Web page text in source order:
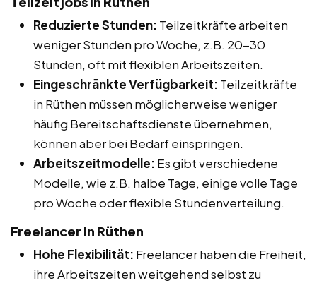
Reduzierte Stunden: Teilzeitkräfte arbeiten
weniger Stunden pro Woche, z.B. 20-30
Stunden, oft mit flexiblen Arbeitszeiten.
Eingeschränkte Verfügbarkeit: Teilzeitkräfte
in Rüthen müssen möglicherweise weniger
häufig Bereitschaftsdienste übernehmen,
können aber bei Bedarf einspringen.
Arbeitszeitmodelle: Es gibt verschiedene
Modelle, wie z.B. halbe Tage, einige volle Tage
pro Woche oder flexible Stundenverteilung.
Freelancer in Rüthen
Hohe Flexibilität: Freelancer haben die Freiheit,
ihre Arbeitszeiten weitgehend selbst zu